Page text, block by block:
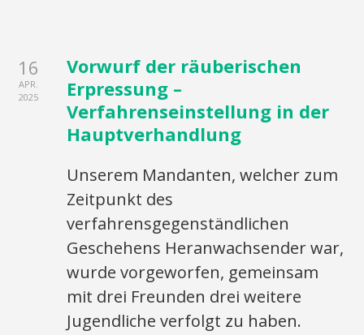
16
APR.
2025
Vorwurf der räuberischen
Erpressung –
Verfahrenseinstellung in der
Hauptverhandlung
Unserem Mandanten, welcher zum
Zeitpunkt des
verfahrensgegenständlichen
Geschehens Heranwachsender war,
wurde vorgeworfen, gemeinsam
mit drei Freunden drei weitere
Jugendliche verfolgt zu haben.